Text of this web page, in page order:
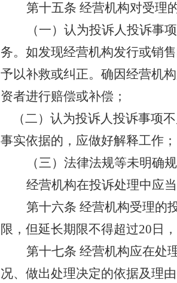
第十五条 经营机构对受理
（一）认为投诉人投诉事
务。如发现经营机构发行或销
予以补救或纠正。 确因经营机
资者进行赔偿或补偿；
（二） 认为投诉人投诉事项
事实依据的，应做好解释工作 ；
（三）法律法规等未明确
经营机构在投诉处理中应
第十六条 经营机构受理的
限，但延长期限不得超过20日
第十七条 经营机构应在处
况、做出处理决定的依据及理